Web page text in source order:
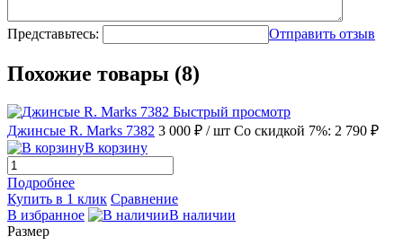
Представьтесь: Отправить отзыв
Похожие товары (8)
Быстрый просмотр
Джинсые R. Marks 7382 3 000 ₽ / шт Со скидкой 7%: 2 790 ₽
В корзину
Подробнее
Купить в 1 клик Сравнение
В избранное
В наличии
Размер